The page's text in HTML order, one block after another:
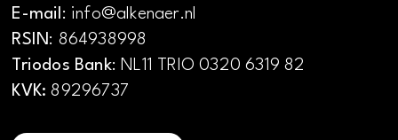
E-mail: info@alkenaer.nl
RSIN: 864938998
Triodos Bank: NL11 TRIO 0320 6319 82
KVK: 89296737